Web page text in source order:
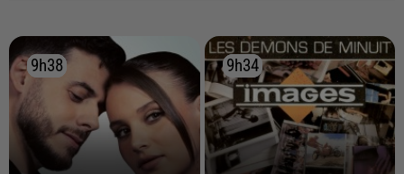
9h38
9h38 9h34
9h34